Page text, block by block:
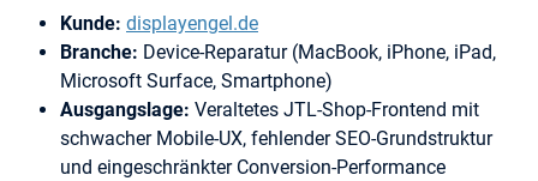
Kunde: displayengel.de
Branche: Device-Reparatur (MacBook, iPhone, iPad,
Microsoft Surface, Smartphone)
Ausgangslage: Veraltetes JTL-Shop-Frontend mit
schwacher Mobile-UX, fehlender SEO-Grundstruktur
und eingeschränkter Conversion-Performance